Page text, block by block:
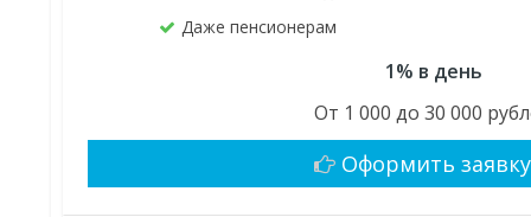
Даже пенсионерам
1% в день
От 1 000 до 30 000
Оформить заявку